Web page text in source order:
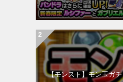
【モンスト】モン玉ガ